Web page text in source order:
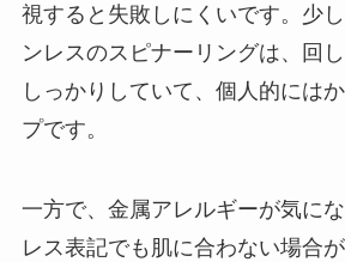
視すると失敗しにくいです。少
ンレスのスピナーリングは、回
しっかりしていて、個人的には
プです。
一方で、金属アレルギーが気に
レス表記でも肌に合わない場合